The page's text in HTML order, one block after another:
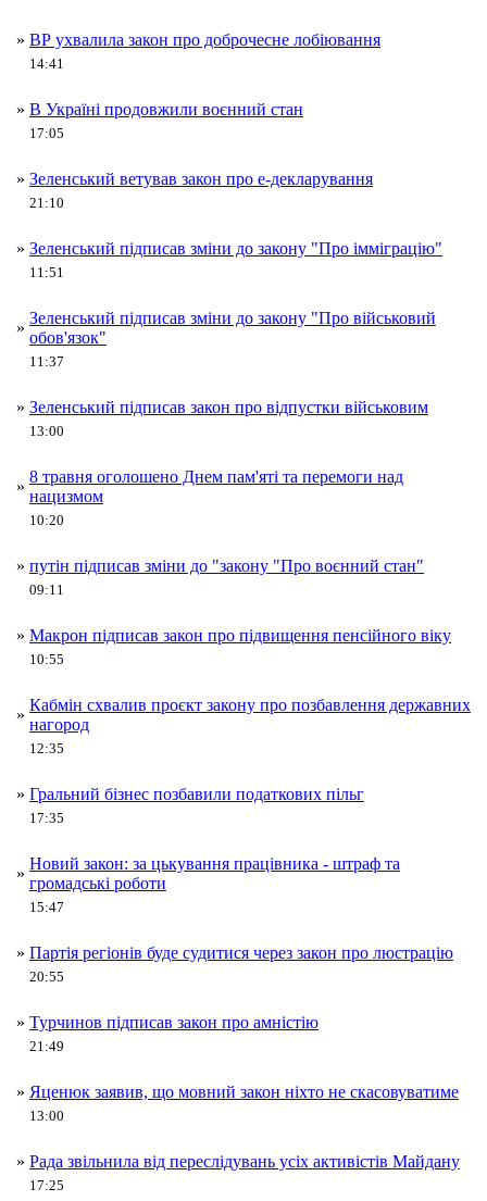
» ВР ухвалила закон про доброчесне лобіювання
14:41
» В Україні продовжили воєнний стан
17:05
» Зеленський ветував закон про е-декларування
21:10
» Зеленський підписав зміни до закону "Про імміграцію"
11:51
»
Зеленський підписав зміни до закону "Про військовий
обов'язок"
11:37
» Зеленський підписав закон про відпустки військовим
13:00
»
8 травня оголошено Днем пам'яті та перемоги над
нацизмом
10:20
» путін підписав зміни до "закону "Про воєнний стан"
09:11
» Макрон підписав закон про підвищення пенсійного віку
10:55
»
Кабмін схвалив проєкт закону про позбавлення державних
нагород
12:35
» Гральний бізнес позбавили податкових пільг
17:35
»
Новий закон: за цькування працівника - штраф та
громадські роботи
15:47
» Партія регіонів буде судитися через закон про люстрацію
20:55
» Турчинов підписав закон про амністію
21:49
» Яценюк заявив, що мовний закон ніхто не скасовуватиме
13:00
» Рада звільнила від переслідувань усіх активістів Майдану
17:25